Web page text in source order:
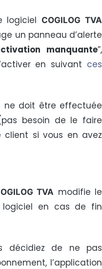
logiciel COGILOG TVA
un panneau d’alerte
manquante”,
en suivant ces
ne doit être effectuée
besoin de le faire
client si vous en avez
TVA modifie le
logiciel en cas de fin
décidiez de ne pas
l’application